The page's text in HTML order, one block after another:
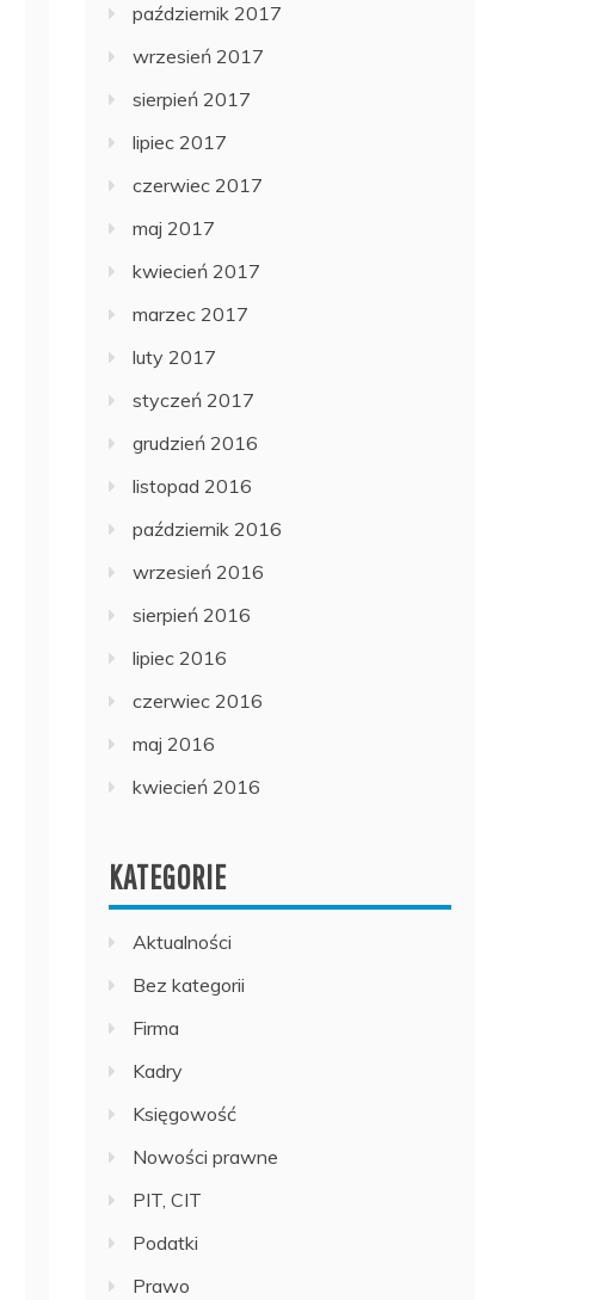
październik 2017
wrzesień 2017
sierpień 2017
lipiec 2017
czerwiec 2017
maj 2017
kwiecień 2017
marzec 2017
luty 2017
styczeń 2017
grudzień 2016
listopad 2016
październik 2016
wrzesień 2016
sierpień 2016
lipiec 2016
czerwiec 2016
maj 2016
kwiecień 2016
KATEGORIE
Aktualności
Bez kategorii
Firma
Kadry
Księgowość
Nowości prawne
PIT, CIT
Podatki
Prawo